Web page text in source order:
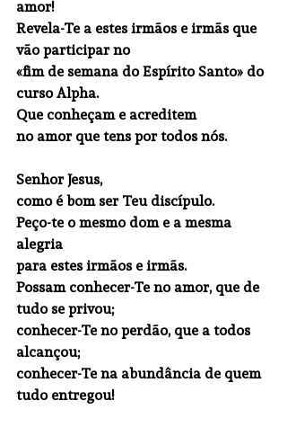
amor!
Revela-Te a estes irmãos e irmãs que
vão participar no
«fim de semana do Espírito Santo» do
curso Alpha.
Que conheçam e acreditem
no amor que tens por todos nós.
Senhor Jesus,
como é bom ser Teu discípulo.
Peço-te o mesmo dom e a mesma
alegria
para estes irmãos e irmãs.
Possam conhecer-Te no amor, que de
tudo se privou;
conhecer-Te no perdão, que a todos
alcançou;
conhecer-Te na abundância de quem
tudo entregou!